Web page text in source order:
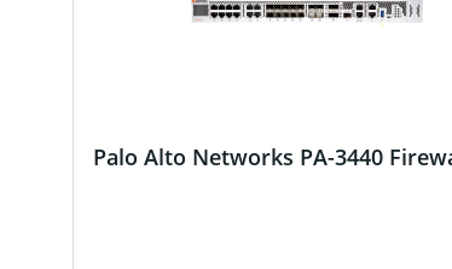
Palo Alto Networks PA-3440